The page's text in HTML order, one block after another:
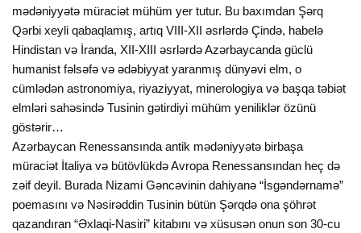
mədəniyyətə müraciət mühüm yer tutur. Bu baxımdan Şərq
Qərbi xeyli qabaqlamış, artıq VIII-XII əsrlərdə Çində, habelə
Hindistan və İranda, XII-XIII əsrlərdə Azərbaycanda güclü
humanist fəlsəfə və ədəbiyyat yaranmış dünyəvi elm, o
cümlədən astronomiya, riyaziyyat, minerologiya və başqa təbiət
elmləri sahəsində Tusinin gətirdiyi mühüm yeniliklər özünü
göstərir…
Azərbaycan Renessansında antik mədəniyyətə birbaşa
müraciət İtaliya və bütövlükdə Avropa Renessansından heç də
zəif deyil. Burada Nizami Gəncəvinin dahiyanə “İsgəndərnamə”
poemasını və Nəsirəddin Tusinin bütün Şərqdə ona şöhrət
qazandıran “Əxlaqi-Nasiri” kitabını və xüsusən onun son 30-cu